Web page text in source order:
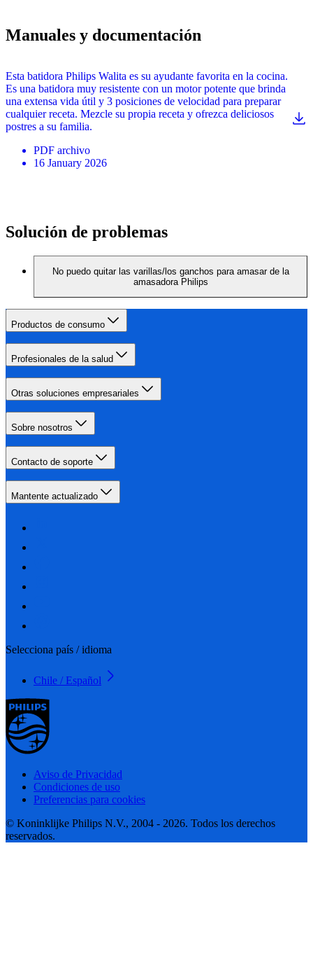
Manuales y documentación
Esta batidora Philips Walita es su ayudante favorita en la cocina.
Es una batidora muy resistente con un motor potente que brinda
una extensa vida útil y 3 posiciones de velocidad para preparar
cualquier receta. Mezcle su propia receta y ofrezca deliciosos
postres a su familia.
PDF archivo
16 January 2026
Solución de problemas
No puedo quitar las varillas/los ganchos para amasar de la
amasadora Philips
Productos de consumo
Profesionales de la salud
Otras soluciones empresariales
Sobre nosotros
Contacto de soporte
Mantente actualizado
Selecciona país / idioma
Chile / Español
Aviso de Privacidad
Condiciones de uso
Preferencias para cookies
© Koninklijke Philips N.V., 2004 - 2026. Todos los derechos
reservados.